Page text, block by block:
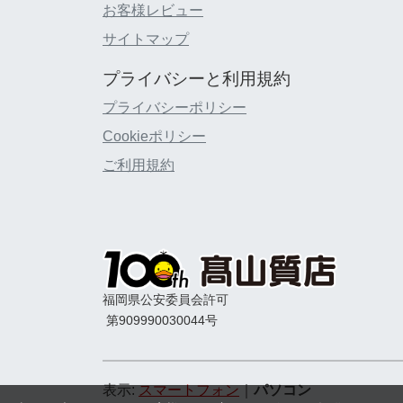
お客様レビュー
サイトマップ
プライバシーと利用規約
プライバシーポリシー
Cookieポリシー
ご利用規約
福岡県公安委員会許可
第909990030044号
表示:スマートフォン｜パソコン